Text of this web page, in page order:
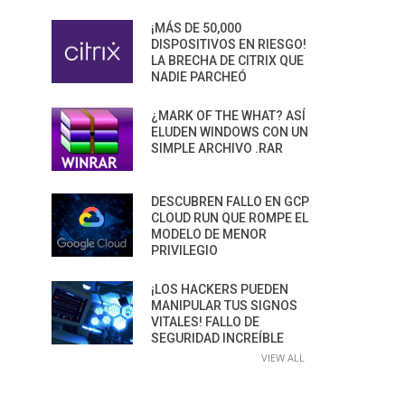
¡MÁS DE 50,000
DISPOSITIVOS EN RIESGO!
LA BRECHA DE CITRIX QUE
NADIE PARCHEÓ
¿MARK OF THE WHAT? ASÍ
ELUDEN WINDOWS CON UN
SIMPLE ARCHIVO .RAR
DESCUBREN FALLO EN GCP
CLOUD RUN QUE ROMPE EL
MODELO DE MENOR
PRIVILEGIO
¡LOS HACKERS PUEDEN
MANIPULAR TUS SIGNOS
VITALES! FALLO DE
SEGURIDAD INCREÍBLE
VIEW ALL